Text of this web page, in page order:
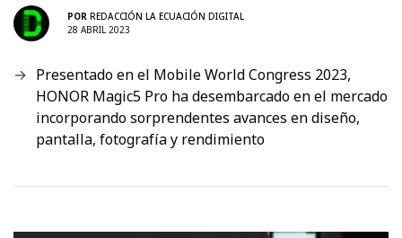
POR REDACCIÓN LA ECUACIÓN DIGITAL
28 ABRIL 2023
Presentado en el Mobile World Congress 2023,
HONOR Magic5 Pro ha desembarcado en el mercado
incorporando sorprendentes avances en diseño,
pantalla, fotografía y rendimiento